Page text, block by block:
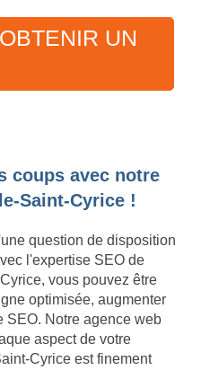
UN
coups avec notre
Saint-Cyrice !
question de disposition
l'expertise SEO de
vous pouvez être
optimisée, augmenter
SEO. Notre agence web
aspect de votre
Cyrice est finement